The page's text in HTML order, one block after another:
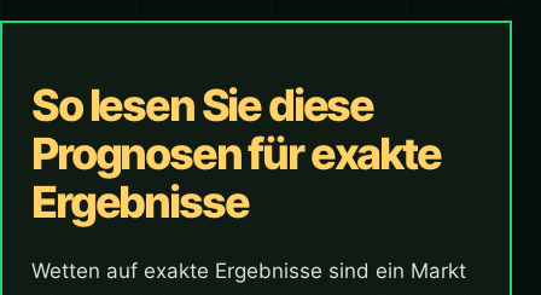
So lesen Sie diese
Prognosen für exakte
Ergebnisse
Wetten auf exakte Ergebnisse sind ein Markt